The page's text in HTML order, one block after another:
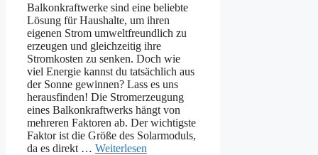
Balkonkraftwerke sind eine beliebte
Lösung für Haushalte, um ihren
eigenen Strom umweltfreundlich zu
erzeugen und gleichzeitig ihre
Stromkosten zu senken. Doch wie
viel Energie kannst du tatsächlich aus
der Sonne gewinnen? Lass es uns
herausfinden! Die Stromerzeugung
eines Balkonkraftwerks hängt von
mehreren Faktoren ab. Der wichtigste
Faktor ist die Größe des Solarmoduls,
da es direkt … Weiterlesen